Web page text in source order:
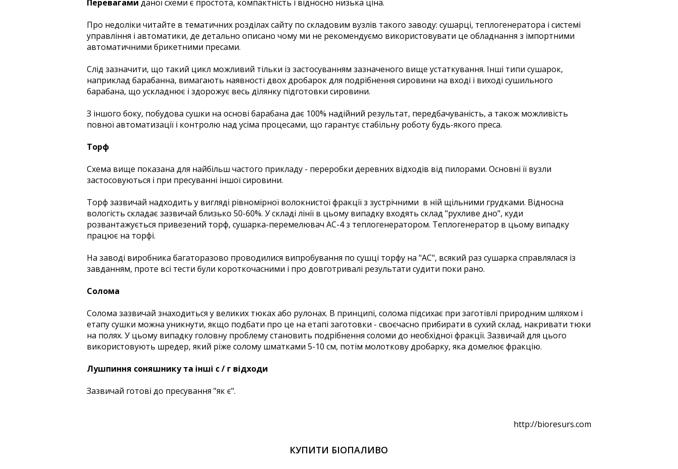
Перевагами даної схеми є простота, компактність і відносно низька ціна.
Про недоліки читайте в тематичних розділах сайту по складовим вузлів такого заводу: сушарці, теплогенератора і системі
управління і автоматики, де детально описано чому ми не рекомендуємо використовувати це обладнання з імпортними
автоматичними брикетними пресами.
Слід зазначити, що такий цикл можливий тільки із застосуванням зазначеного вище устаткування. Інші типи сушарок,
наприклад барабанна, вимагають наявності двох дробарок для подрібнення сировини на вході і виході сушильного
барабана, що ускладнює і здорожує весь ділянку підготовки сировини.
З іншого боку, побудова сушки на основі барабана дає 100% надійний результат, передбачуваність, а також можливість
повної автоматизації і контролю над усіма процесами, що гарантує стабільну роботу будь-якого преса.
Торф
Схема вище показана для найбільш частого прикладу - переробки деревних відходів від пилорами. Основні її вузли
застосовуються і при пресуванні іншої сировини.
Торф зазвичай надходить у вигляді рівномірної волокнистої фракції з зустрічними в ній щільними грудками. Відносна
вологість складає зазвичай близько 50-60%. У складі лінії в цьому випадку входять склад "рухливе дно", куди
розвантажується привезений торф, сушарка-перемелювач АС-4 з теплогенератором. Теплогенератор в цьому випадку
працює на торфі.
На заводі виробника багаторазово проводилися випробування по сушці торфу на "АС", всякий раз сушарка справлялася із
завданням, проте всі тести були короткочасними і про довготривалі результати судити поки рано.
Солома
Солома зазвичай знаходиться у великих тюках або рулонах. В принципі, солома підсихає при заготівлі природним шляхом і
етапу сушки можна уникнути, якщо подбати про це на етапі заготовки - своєчасно прибирати в сухий склад, накривати тюки
на полях. У цьому випадку головну проблему становить подрібнення соломи до необхідної фракції. Зазвичай для цього
використовують шредер, який ріже солому шматками 5-10 см, потім молоткову дробарку, яка домелює фракцію.
Лушпиння соняшнику та інші с / г відходи
Зазвичай готові до пресування "як є".
http://bioresurs.com
КУПИТИ БІОПАЛИВО